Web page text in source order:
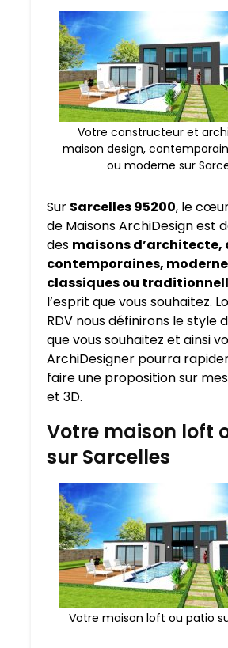
Votre constructeur et
maison design,
ou moderne sur
Sur Sarcelles 95200, le
de Maisons ArchiDesign est
des maisons d’architecte,
contemporaines,
classiques ou
l’esprit que vous souhaitez.
RDV nous définirons le style
que vous souhaitez et ainsi
ArchiDesigner pourra
faire une proposition sur
et 3D.
Votre maison loft
sur Sarcelles
Votre maison loft ou patio